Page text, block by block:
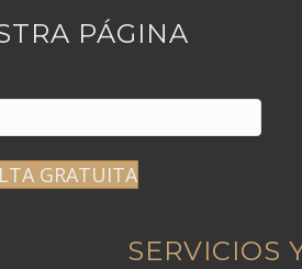
PÁGINA
GRATUITA
SERVICIOS